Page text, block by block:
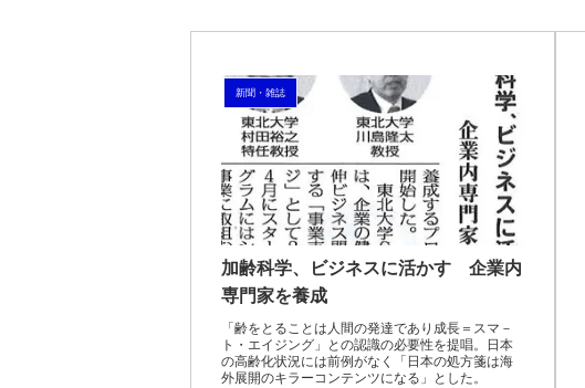
新聞・雑誌
加齢科学、ビジネスに活かす 企業内
専門家を養成
「齢をとることは人間の発達であり成長＝スマ－
ト・エイジング」との認識の必要性を提唱。日本
の高齢化状況には前例がなく「日本の処方箋は海
外展開のキラーコンテンツになる」とした。